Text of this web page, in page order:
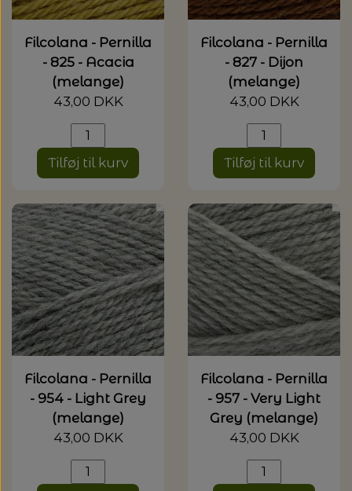
Filcolana - Pernilla
- 825 - Acacia
(melange)
43,00 DKK
Tilføj til kurv
Filcolana - Pernilla
- 827 - Dijon
(melange)
43,00 DKK
Tilføj til kurv
Filcolana - Pernilla
- 954 - Light Grey
(melange)
43,00 DKK
Filcolana - Pernilla
- 957 - Very Light
Grey (melange)
43,00 DKK